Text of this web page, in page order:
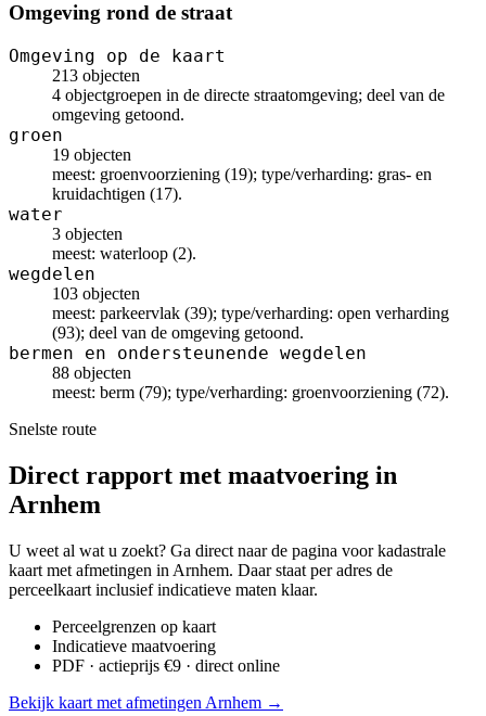
Omgeving rond de straat
Omgeving op de kaart
213 objecten
4 objectgroepen in de directe straatomgeving; deel van de
omgeving getoond.
groen
19 objecten
meest: groenvoorziening (19); type/verharding: gras- en
kruidachtigen (17).
water
3 objecten
meest: waterloop (2).
wegdelen
103 objecten
meest: parkeervlak (39); type/verharding: open verharding
(93); deel van de omgeving getoond.
bermen en ondersteunende wegdelen
88 objecten
meest: berm (79); type/verharding: groenvoorziening (72).
Snelste route
Direct rapport met maatvoering in
Arnhem
U weet al wat u zoekt? Ga direct naar de pagina voor kadastrale
kaart met afmetingen in Arnhem. Daar staat per adres de
perceelkaart inclusief indicatieve maten klaar.
Perceelgrenzen op kaart
Indicatieve maatvoering
PDF · actieprijs €9 · direct online
Bekijk kaart met afmetingen Arnhem →